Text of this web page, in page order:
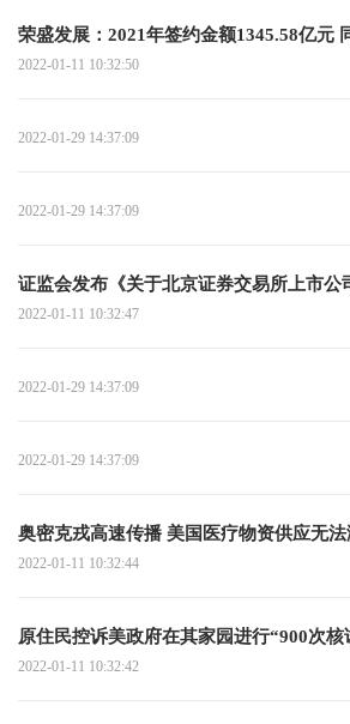
荣盛发展：2021年签约金额1345.58亿元
2022-01-11 10:32:50
2022-01-29 14:37:09
2022-01-29 14:37:09
证监会发布《关于北京证券交易所上市公
2022-01-11 10:32:47
2022-01-29 14:37:09
2022-01-29 14:37:09
奥密克戎高速传播 美国医疗物资供应无
2022-01-11 10:32:44
原住民控诉美政府在其家园进行“900次
2022-01-11 10:32:42